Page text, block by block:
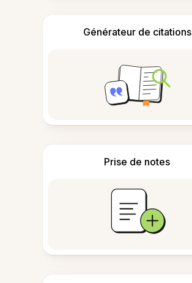
Générateur de citations
Prise de notes